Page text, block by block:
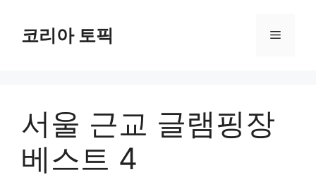
코리아 토픽 메
서울 근교 글램핑장
베스트 4